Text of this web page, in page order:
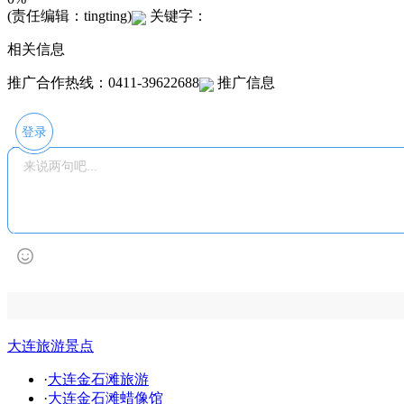
(责任编辑：tingting)
关键字：
相关信息
推广合作热线：0411-39622688 推广信息
登录
大连旅游景点
·大连金石滩旅游
·大连金石滩蜡像馆